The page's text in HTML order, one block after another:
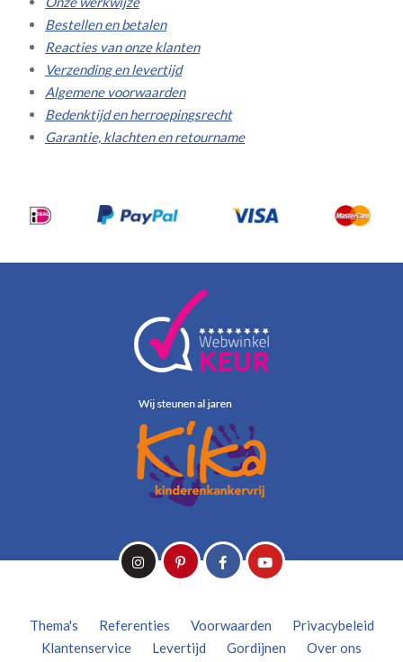
Bestellen en betalen
Reacties van onze klanten
Verzending en levertijd
Algemene voorwaarden
Bedenktijd en herroepingsrecht
Garantie, klachten en retourname
Thema's Referenties Voorwaarden
Privacybeleid
Klantenservice
Levertijd Gordijnen
Over ons